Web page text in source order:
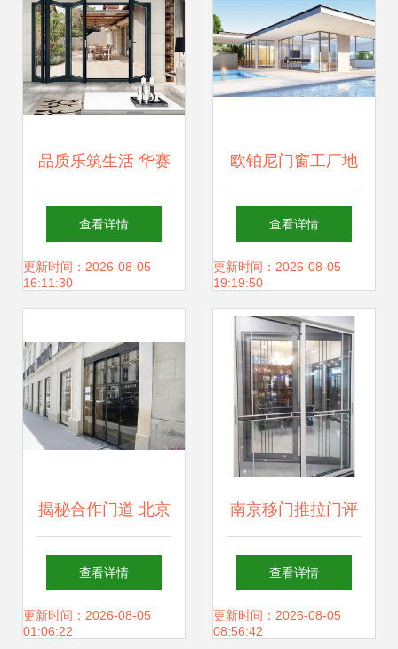
品质乐筑生活 华赛
特致力打造中国幕
墙门窗客户首选品
行业新风尚
查看详情
更新时间：2026-08-05
16:11:30
欧铂尼门窗工厂地
址在哪里 谁能告知
欧铂尼门窗厂家地
址在哪
查看详情
更新时间：2026-08-05
19:19:50
揭秘合作门道 北京
恒通达门窗厂携手
乐尼门窗的稳赢之
查看详情
更新时间：2026-08-05
01:06:22
南京移门推拉门评
测 普乐尼门业如何
诠释「有边框小折
查看详情
更新时间：2026-08-05
08:56:42